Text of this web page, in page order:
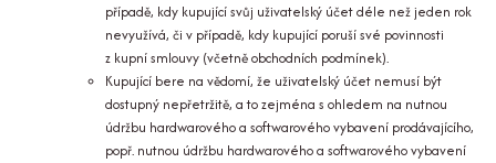
případě, kdy kupující svůj uživatelský účet déle než jeden rok
nevyužívá, či v případě, kdy kupující poruší své povinnosti
z kupní smlouvy (včetně obchodních podmínek).
Kupující bere na vědomí, že uživatelský účet nemusí být
dostupný nepřetržitě, a to zejména s ohledem na nutnou
údržbu hardwarového a softwarového vybavení prodávajícího,
popř. nutnou údržbu hardwarového a softwarového vybavení